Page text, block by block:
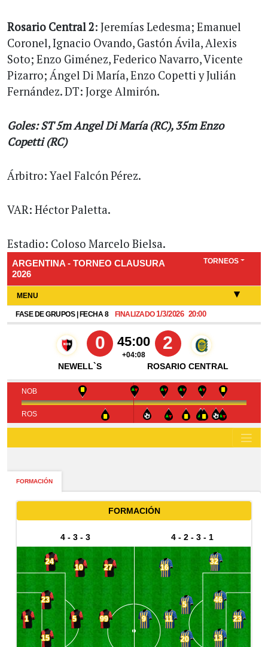
Rosario Central 2: Jeremías Ledesma; Emanuel
Coronel, Ignacio Ovando, Gastón Ávila, Alexis
Soto; Enzo Giménez, Federico Navarro, Vicente
Pizarro; Ángel Di María, Enzo Copetti y Julián
Fernández. DT: Jorge Almirón.
Goles: ST 5m Angel Di María (RC), 35m Enzo
Copetti (RC)
Árbitro: Yael Falcón Pérez.
VAR: Héctor Paletta.
Estadio: Coloso Marcelo Bielsa.